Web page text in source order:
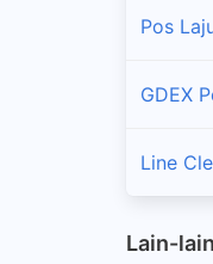
Pos
GDEX
Line
Lain-lain